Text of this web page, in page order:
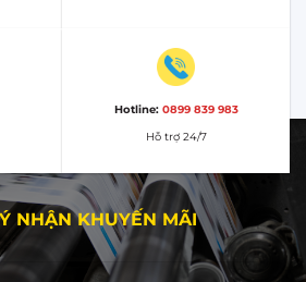
Hotline: 0899 839 983
Hỗ trợ 24/7
NHẬN KHUYẾN MÃI